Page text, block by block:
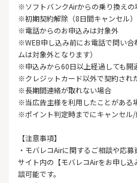
※ソフトバンクAirからの乗り換えの
※初期契約解除（8日間キャンセル
※電話からのお申込みは対象外
※WEB申し込み前にお電話で問い
ムは対象外となります）
※申込みから60日以上経過しても開
※クレジットカード以外で契約され
※長期間連絡が取れない場合
※当広告主様を利用したことがある
※ポイント判定時までにキャンセル
【注意事項】
・モバレコAirに関するご相談や応
サイト内の【モバレコAirをお申し
談可能です。